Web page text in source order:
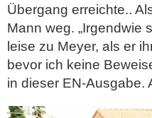
Übergang erreichte..
Mann weg. „Irgendwie
leise zu Meyer, als er
bevor ich keine
in dieser EN-Ausgabe.